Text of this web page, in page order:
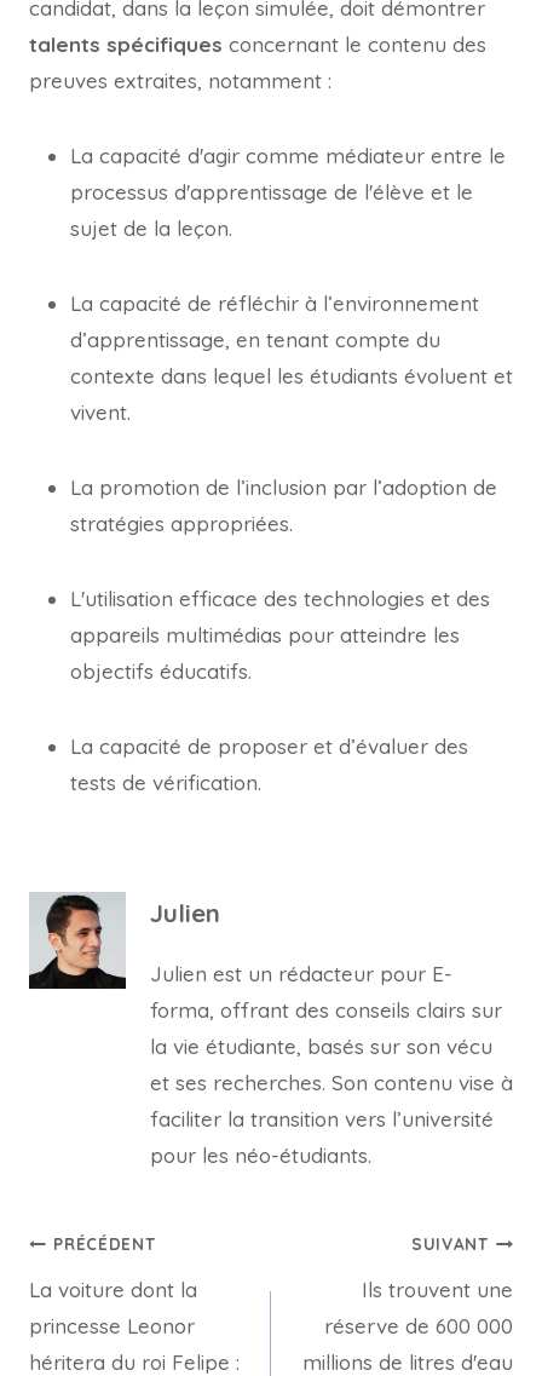
candidat, dans la leçon simulée, doit démontrer
talents spécifiques concernant le contenu des
preuves extraites, notamment :
La capacité d'agir comme médiateur entre le
processus d'apprentissage de l'élève et le
sujet de la leçon.
La capacité de réfléchir à l’environnement
d’apprentissage, en tenant compte du
contexte dans lequel les étudiants évoluent et
vivent.
La promotion de l’inclusion par l’adoption de
stratégies appropriées.
L'utilisation efficace des technologies et des
appareils multimédias pour atteindre les
objectifs éducatifs.
La capacité de proposer et d’évaluer des
tests de vérification.
Julien
Julien est un rédacteur pour E-
forma, offrant des conseils clairs sur
la vie étudiante, basés sur son vécu
et ses recherches. Son contenu vise à
faciliter la transition vers l’université
pour les néo-étudiants.
Navigation
de
l’article
PRÉCÉDENT
La voiture dont la
princesse Leonor
héritera du roi Felipe :
SUIVANT
Ils trouvent une
réserve de 600 000
millions de litres d'eau